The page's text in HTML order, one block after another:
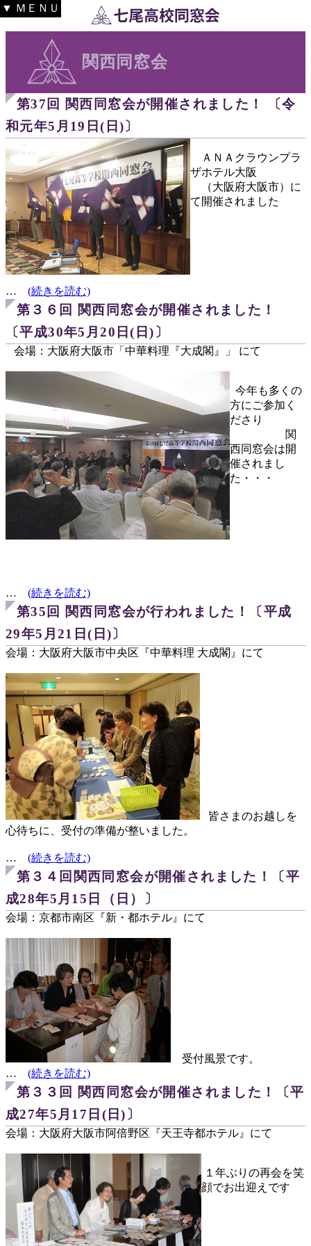
▼ ＭＥＮＵ
関西同窓会
第37回 関西同窓会が開催されました！ 〔令
和元年5月19日(日)〕
ＡＮＡクラウンプラ
ザホテル大阪
（大阪府大阪市）に
て開催されました
… (続きを読む)
第３６回 関西同窓会が開催されました！
〔平成30年5月20日(日)〕
会場：大阪府大阪市「中華料理『大成閣』」 にて
今年も多くの
方にご参加く
ださり
関
西同窓会は開
催されまし
た・・・
… (続きを読む)
第35回 関西同窓会が行われました！〔平成
29年5月21日(日)〕
会場：大阪府大阪市中央区『中華料理 大成閣』にて
皆さまのお越しを
心待ちに、受付の準備が整いました。
… (続きを読む)
第３４回関西同窓会が開催されました！〔平
成28年5月15日（日）〕
会場：京都市南区『新・都ホテル』にて
受付風景です。
… (続きを読む)
第３３回 関西同窓会が開催されました！〔平
成27年5月17日(日)〕
会場：大阪府大阪市阿倍野区『天王寺都ホテル』にて
１年ぶりの再会を笑
顔でお出迎えです